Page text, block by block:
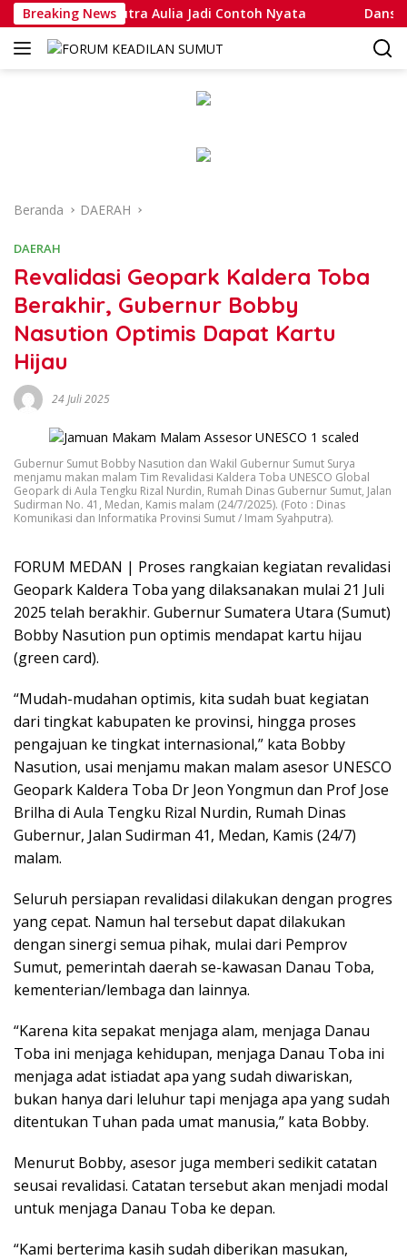
Langsung
ke
konten
Breaking News
Putra Aulia Jadi Contoh Nyata Dansatlat
Beranda DAERAH
DAERAH
Revalidasi Geopark Kaldera Toba
Berakhir, Gubernur Bobby
Nasution Optimis Dapat Kartu
Hijau
24 Juli 2025
Gubernur Sumut Bobby Nasution dan Wakil Gubernur Sumut Surya
menjamu makan malam Tim Revalidasi Kaldera Toba UNESCO Global
Geopark di Aula Tengku Rizal Nurdin, Rumah Dinas Gubernur Sumut, Jalan
Sudirman No. 41, Medan, Kamis malam (24/7/2025). (Foto : Dinas
Komunikasi dan Informatika Provinsi Sumut / Imam Syahputra).
FORUM MEDAN | Proses rangkaian kegiatan revalidasi
Geopark Kaldera Toba yang dilaksanakan mulai 21 Juli
2025 telah berakhir. Gubernur Sumatera Utara (Sumut)
Bobby Nasution pun optimis mendapat kartu hijau
(green card).
“Mudah-mudahan optimis, kita sudah buat kegiatan
dari tingkat kabupaten ke provinsi, hingga proses
pengajuan ke tingkat internasional,” kata Bobby
Nasution, usai menjamu makan malam asesor UNESCO
Geopark Kaldera Toba Dr Jeon Yongmun dan Prof Jose
Brilha di Aula Tengku Rizal Nurdin, Rumah Dinas
Gubernur, Jalan Sudirman 41, Medan, Kamis (24/7)
malam.
Seluruh persiapan revalidasi dilakukan dengan progres
yang cepat. Namun hal tersebut dapat dilakukan
dengan sinergi semua pihak, mulai dari Pemprov
Sumut, pemerintah daerah se-kawasan Danau Toba,
kementerian/lembaga dan lainnya.
“Karena kita sepakat menjaga alam, menjaga Danau
Toba ini menjaga kehidupan, menjaga Danau Toba ini
menjaga adat istiadat apa yang sudah diwariskan,
bukan hanya dari leluhur tapi menjaga apa yang sudah
ditentukan Tuhan pada umat manusia,” kata Bobby.
Menurut Bobby, asesor juga memberi sedikit catatan
seusai revalidasi. Catatan tersebut akan menjadi modal
untuk menjaga Danau Toba ke depan.
“Kami berterima kasih sudah diberikan masukan,